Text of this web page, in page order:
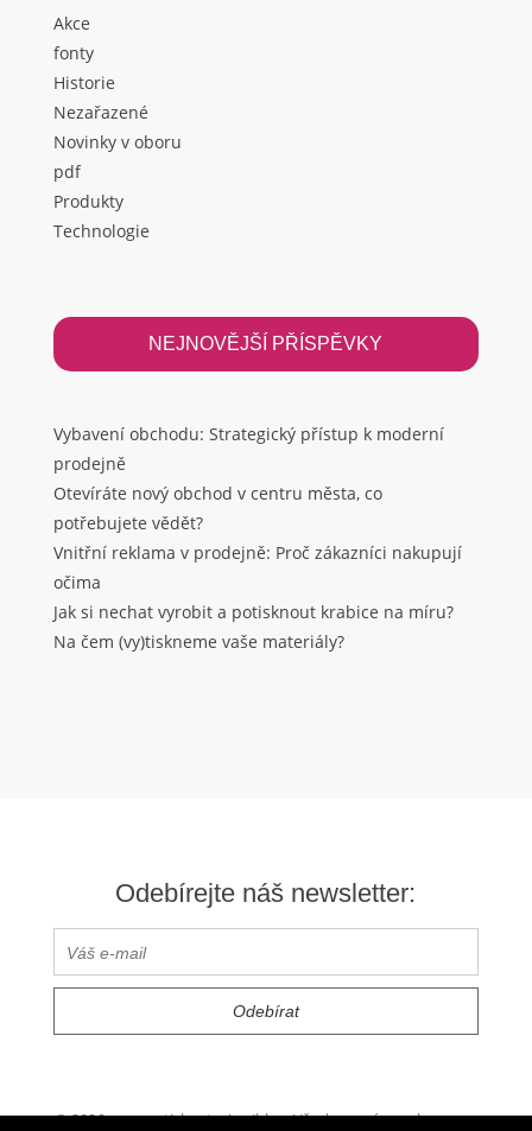
Akce
fonty
Historie
Nezařazené
Novinky v oboru
pdf
Produkty
Technologie
NEJNOVĚJŠÍ PŘÍSPĚVKY
Vybavení obchodu: Strategický přístup k moderní
prodejně
Otevíráte nový obchod v centru města, co
potřebujete vědět?
Vnitřní reklama v prodejně: Proč zákazníci nakupují
očima
Jak si nechat vyrobit a potisknout krabice na míru?
Na čem (vy)tiskneme vaše materiály?
Odebírejte náš newsletter:
© 2026 www.vytisknetesi.cz/blog. Všechna práva vyhrazena.